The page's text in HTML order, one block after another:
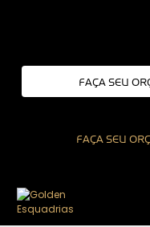
FAÇA SEU
FAÇA SEU